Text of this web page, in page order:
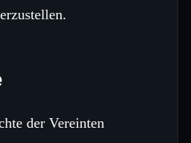
der Vereinten